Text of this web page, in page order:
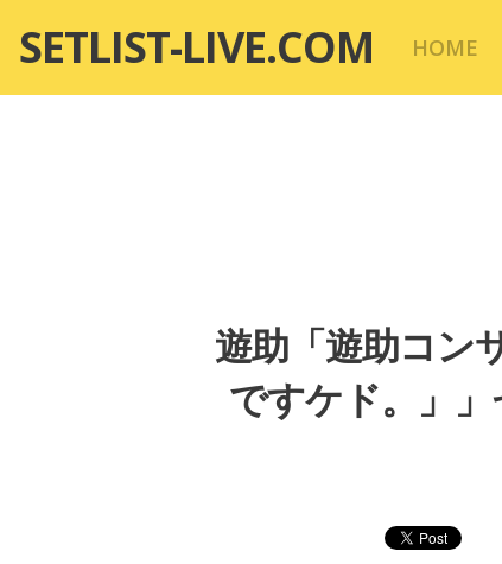
テ
SETLIST-LIVE.COM HOME
遊助「遊助コン
ですケド。」